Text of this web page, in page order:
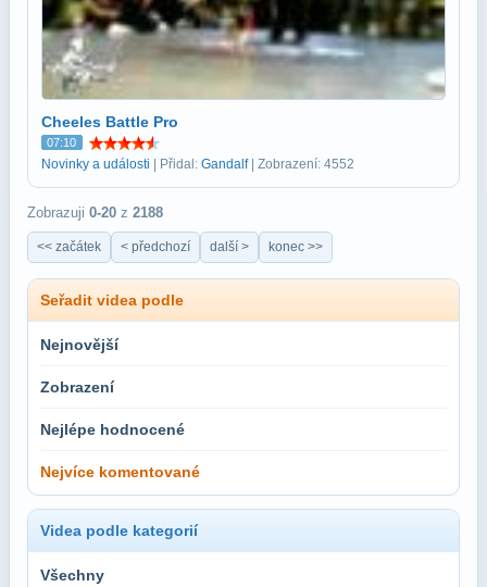
Cheeles Battle Pro
07:10
Novinky a události | Přidal: Gandalf| Zobrazení: 4552
Zobrazuji 0-20 z 2188
<< začátek < předchozí další > konec >>
Seřadit videa podle
Nejnovější
Zobrazení
Nejlépe hodnocené
Nejvíce komentované
Videa podle kategorií
Všechny